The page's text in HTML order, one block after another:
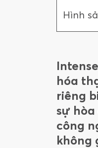
Hình
hóa
riêng
sự
công
không